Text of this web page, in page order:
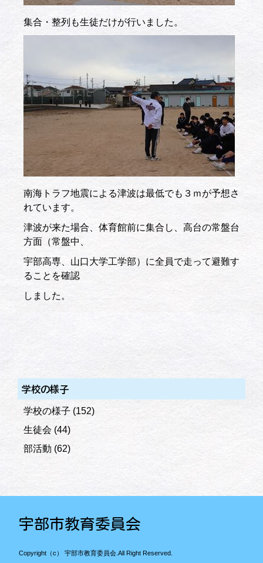
集合・整列も生徒だけが行いました。
南海トラフ地震による津波は最低でも３ｍが予想さ
れています。
津波が来た場合、体育館前に集合し、高台の常盤台
方面（常盤中、
宇部高専、山口大学工学部）に全員で走って避難す
ることを確認
しました。
学校の様子
学校の様子 (152)
生徒会 (44)
部活動 (62)
宇部市教育委員会
Copyright（c） 宇部市教育委員会.All Right Reserved.